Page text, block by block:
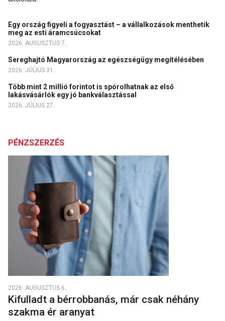
Egy ország figyeli a fogyasztást – a vállalkozások menthetik
meg az esti áramcsúcsokat
2026. AUGUSZTUS 7.
Sereghajtó Magyarország az egészségügy megítélésében
2026. JÚLIUS 31.
Több mint 2 millió forintot is spórolhatnak az első
lakásvásárlók egy jó bankválasztással
2026. JÚLIUS 27.
PÉNZSZERZÉS
2026. AUGUSZTUS 6.
Kifulladt a bérrobbanás, már csak néhány
szakma ér aranyat